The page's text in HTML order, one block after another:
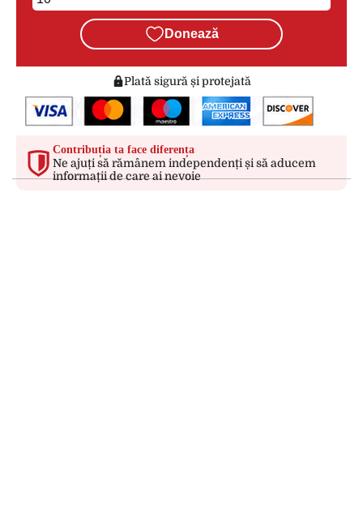
Donează
Plată sigură și protejată
Contribuția ta face diferența
Ne ajuți să rămânem independenți și să aducem
informații de care ai nevoie